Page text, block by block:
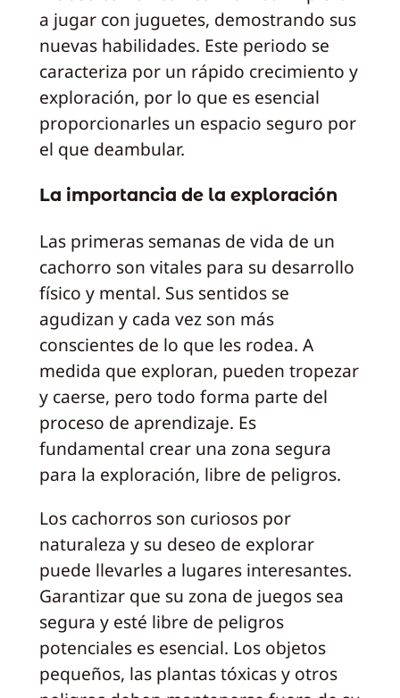
a jugar con juguetes, demostrando sus
nuevas habilidades. Este periodo se
caracteriza por un rápido crecimiento y
exploración, por lo que es esencial
proporcionarles un espacio seguro por
el que deambular.
La importancia de la exploración
Las primeras semanas de vida de un
cachorro son vitales para su desarrollo
físico y mental. Sus sentidos se
agudizan y cada vez son más
conscientes de lo que les rodea. A
medida que exploran, pueden tropezar
y caerse, pero todo forma parte del
proceso de aprendizaje. Es
fundamental crear una zona segura
para la exploración, libre de peligros.
Los cachorros son curiosos por
naturaleza y su deseo de explorar
puede llevarles a lugares interesantes.
Garantizar que su zona de juegos sea
segura y esté libre de peligros
potenciales es esencial. Los objetos
pequeños, las plantas tóxicas y otros